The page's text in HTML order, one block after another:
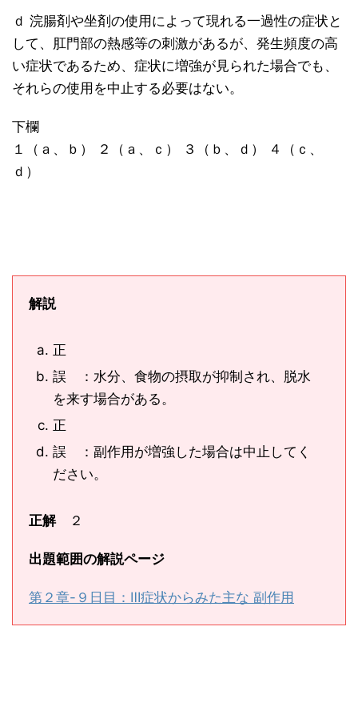
ｄ 浣腸剤や坐剤の使用によって現れる一過性の症状と
して、肛門部の熱感等の刺激があるが、発生頻度の高
い症状であるため、症状に増強が見られた場合でも、
それらの使用を中止する必要はない。
下欄
１（ａ、ｂ） ２（ａ、ｃ） ３（ｂ、ｄ） ４（ｃ、
ｄ）
解説
正
誤 ：水分、食物の摂取が抑制され、脱水
を来す場合がある。
正
誤 ：副作用が増強した場合は中止してく
ださい。
正解２
出題範囲の解説ページ
第２章-９日目：Ⅲ症状からみた主な 副作用